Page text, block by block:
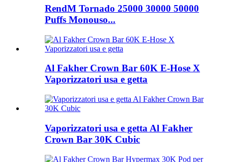
RendM Tornado 25000 30000 50000
Puffs Monouso...
Al Fakher Crown Bar 60K E-Hose X
Vaporizzatori usa e getta
Vaporizzatori usa e getta Al Fakher
Crown Bar 30K Cubic